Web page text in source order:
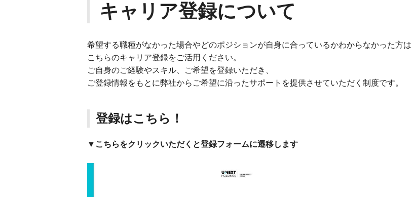
キャリア登録について
希望する職種がなかった場合やどのポジションが自身に合っているかわからなかった方は
こちらのキャリア登録をご活用ください。
ご自身のご経験やスキル、ご希望を登録いただき、
ご登録情報をもとに弊社からご希望に沿ったサポートを提供させていただく制度です。
登録はこちら！
▼こちらをクリックいただくと登録フォームに遷移します